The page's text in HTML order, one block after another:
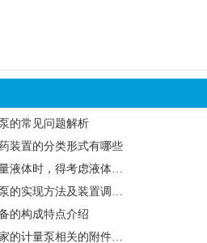
的常见问题解析
装置的分类形式有哪些
的构成特点介绍